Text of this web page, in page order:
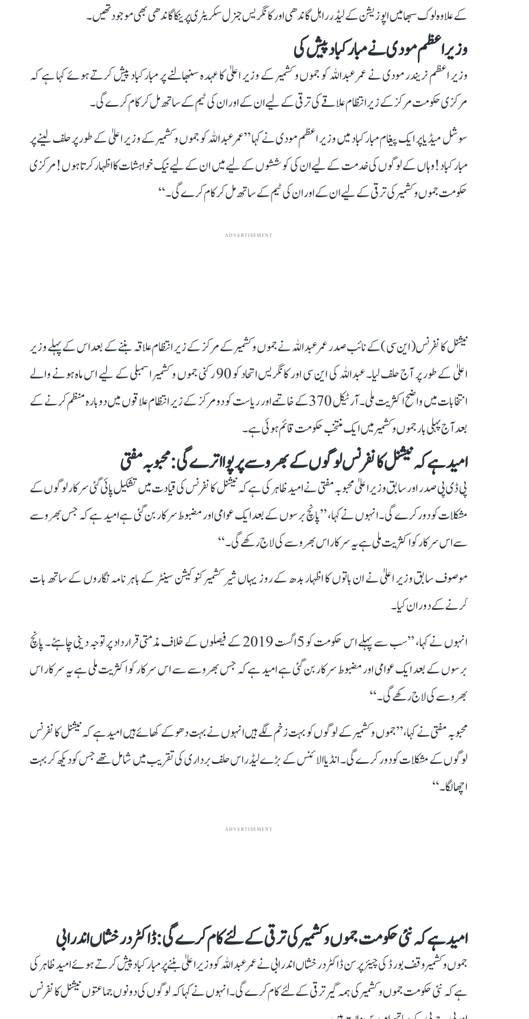
کے علاوہ لوک سبھا میں اپوزیشن کے لیڈر راہل گاندھی اور کانگریس جنرل سکریٹری پرینکا گاندھی بھی موجود تھیں۔
وزیر اعظم مودی نے مبارکباد پیش کی
وزیر اعظم نریندر مودی نے عمر عبداللہ کو جموں و کشمیر کے وزیر اعلیٰ کا عہدہ سنبھالنے پر مبارکباد پیش کرتے ہوئے کہا ہے کہ
مرکزی حکومت مرکز کے زیر انتظام علاقے کی ترقی کے لیے ان کے اور ان کی ٹیم کے ساتھ مل کر کام کرے گی۔
سوشل میڈیا پر ایک پیغام مبارکباد میں وزیر اعظم مودی نے کہا ’’عمر عبداللہ کو جموں و کشمیر کے وزیر اعلیٰ کے طور پر حلف لینے پر
مبارکباد! وہاں کے لوگوں کی خدمت کے لیے ان کی کوششوں کے لیے میں ان کے لیے نیک خواہشات کا اظہار کرتا ہوں! مرکزی
حکومت جموں و کشمیر کی ترقی کے لیے ان کے اور ان کی ٹیم کے ساتھ مل کر کام کرے گی۔‘‘
ADVERTISEMENT
نیشنل کانفرنس ( این سی ) کے نائب صدر عمر عبداللہ نے جموں و کشمیر کے مرکز کے زیر انتظام علاقہ بننے کے بعد اس کے پہلے وزیر
اعلیٰ کے طور پر آج حلف لیا۔ عبداللہ کی این سی اور کانگریس اتحاد کو 90 رکنی جموں و کشمیر اسمبلی کے لیے اس ماہ ہونے والے
انتخابات میں واضح اکثریت ملی۔ آرٹیکل 370 کے خاتمے اور ریاست کو دو مرکز کے زیر انتظام علاقوں میں دوبارہ منظم کرنے کے
بعد آج پہلی بار جموں و کشمیر میں ایک منتخب حکومت قائم ہوئی ہے۔
امید ہے کہ نیشنل کانفرنس لوگوں کے بھروسے پر پوا اترے گی: محبوبہ مفتی
پی ڈی پی صدر اور سابق وزیر اعلیٰ محبوبہ مفتی نے امید ظاہر کی ہے کہ نیشنل کانفرنس کی قیادت میں تشکیل پائی گئی سرکار لوگوں کے
مشکلات کو دور کرے گی۔ انہوں نے کہا، ’’پانچ برسوں کے بعد ایک عوامی اور مضبوط سرکار بن گئی ہے امید ہے کہ جس بھروسے
سے اس سرکار کو اکثریت ملی ہے یہ سرکار اس بھروسے کی لاج رکھے گی۔‘‘
موصوف سابق وزیر اعلیٰ نے ان باتوں کا اظہار بدھ کے روز یہاں شیر کشمیر کنوکیشن سینٹر کے باہر نامہ نگاروں کے ساتھ بات
کرنے کے دوران کیا۔
انہوں نے کہا، ’’سب سے پہلے اس حکومت کو 5 اگست 2019 کے فیصلوں کے خلاف مذمتی قرارداد پر توجہ دینی چاہئے۔ پانچ
برسوں کے بعد ایک عوامی اور مضبوط سرکار بن گئی ہے امید ہے کہ جس بھروسے سے اس سرکار کو اکثریت ملی ہے یہ سرکار اس
بھروسے کی لاج رکھے گی۔‘‘
محبوبہ مفتی نے کہا، ’’جموں و کشمیر کے لوگوں کو بہت زخم لگے ہیں انہوں نے بہت دھوکے کھائے ہیں امید ہے کہ نیشنل کانفرنس
لوگوں کے مشکلات کو دور کرے گی۔ انڈیا الائنس کے بڑے لیڈر اس حلف بر داری کی تقریب میں شامل تھے جس کو دیکھ کر بہت
اچھا لگا۔‘‘
ADVERTISEMENT
امید ہے کہ نئی حکومت جموں و کشمیر کی ترقی کے لئے کام کرے گی: ڈاکٹر درخشاں اندرابی
جموں و کشمیر وقف بورڈ کی چیئرپرسن ڈاکٹر درخشاں اندرابی نے عمر عبداللہ کو وزیر اعلیٰ بننے پر مبارکباد پیش کرتے ہوئے امید ظاہر کی
ہے کہ نئی حکومت جموں و کشمیر کی ہمہ گیر ترقی کے لئے کام کرے گی۔ انہوں نے کہا کہ لوگوں کی دونوں جماعتوں نیشنل کانفرنس